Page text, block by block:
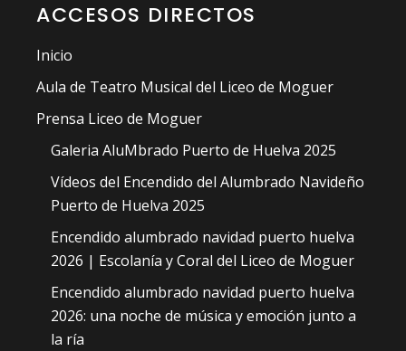
ACCESOS DIRECTOS
Inicio
Aula de Teatro Musical del Liceo de Moguer
Prensa Liceo de Moguer
Galeria AluMbrado Puerto de Huelva 2025
Vídeos del Encendido del Alumbrado Navideño
Puerto de Huelva 2025
Encendido alumbrado navidad puerto huelva
2026 | Escolanía y Coral del Liceo de Moguer
Encendido alumbrado navidad puerto huelva
2026: una noche de música y emoción junto a
la ría